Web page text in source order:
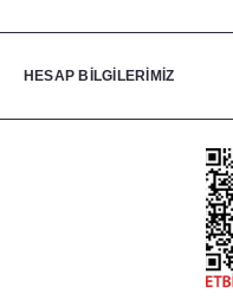
HESAP BİLGİLERİMİZ